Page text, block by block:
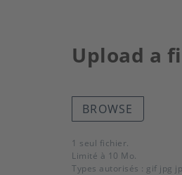
Upload a
BROWSE
1 seul fichier.
Limité à 10 Mo.
Types autorisés : gif jpg